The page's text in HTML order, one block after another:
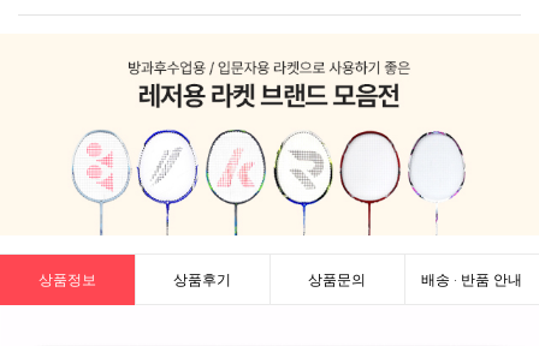
상품정보 상품후기 상품문의 배송 · 반품 안내